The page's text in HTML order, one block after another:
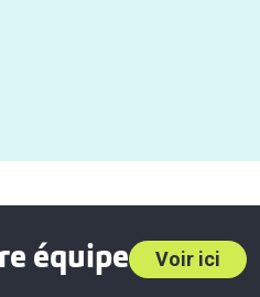
équipe Voir ici